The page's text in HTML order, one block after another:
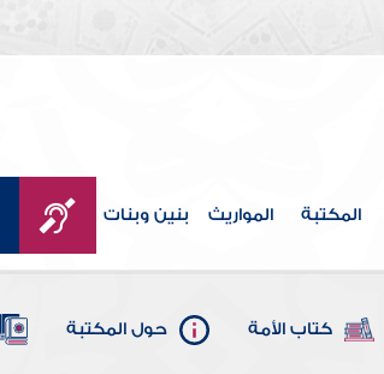
المكتبة المواريث بنين وبنات
كتاب الأمة حول المكتبة